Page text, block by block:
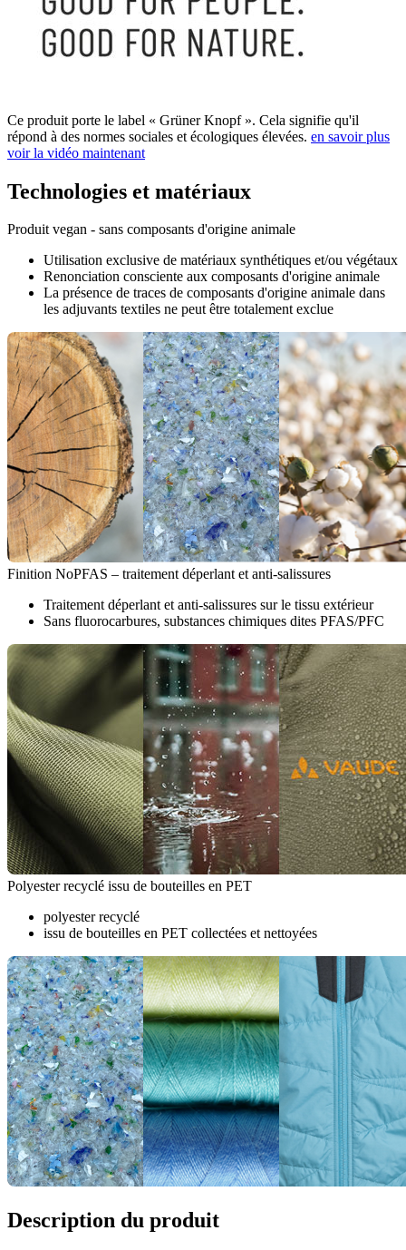
Ce produit porte le label « Grüner Knopf ». Cela signifie qu'il
répond à des normes sociales et écologiques élevées. en savoir plus
voir la vidéo maintenant
Technologies et matériaux
Produit vegan - sans composants d'origine animale
Utilisation exclusive de matériaux synthétiques et/ou végétaux
Renonciation consciente aux composants d'origine animale
La présence de traces de composants d'origine animale dans
les adjuvants textiles ne peut être totalement exclue
Finition NoPFAS – traitement déperlant et anti-salissures
Traitement déperlant et anti-salissures sur le tissu extérieur
Sans fluorocarbures, substances chimiques dites PFAS/PFC
Polyester recyclé issu de bouteilles en PET
polyester recyclé
issu de bouteilles en PET collectées et nettoyées
Description du produit